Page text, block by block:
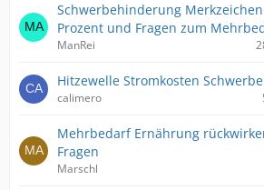
Schwerbehinderung
Prozent und Fragen zum
ManRei
Hitzewelle Stromkosten
calimero
Mehrbedarf Ernährung
Fragen
Marschl